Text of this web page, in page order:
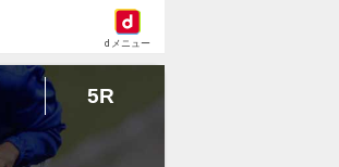
dメニュー
5R